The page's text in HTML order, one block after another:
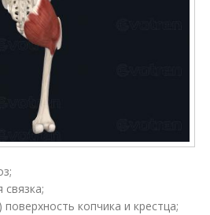
связка;
копчика и крестца;